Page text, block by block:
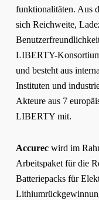
funktionalitäten. Aus
sich Reichweite,
LIBERTY-
und besteht aus
Instituten und
Akteure aus 7
LIBERTY mit.
Accurecwird im
Arbeitspaket für die
Batteriepacks für